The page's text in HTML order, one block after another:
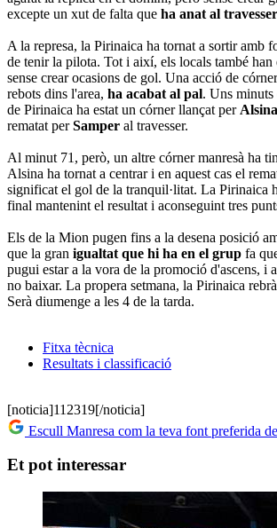
excepte un xut de falta que ha anat al travesser
A la represa, la Pirinaica ha tornat a sortir amb
de tenir la pilota. Tot i així, els locals també han
sense crear ocasions de gol. Una acció de
rebots dins l'area, ha acabat al pal. Uns minuts
de Pirinaica ha estat un córner llançat per Alsina
rematat perSamper al travesser.
Al minut 71, però, un altre córner manresà ha
Alsina ha tornat a centrar i en aquest cas el
significat el gol de la tranquil·litat. La Pirinaica
final mantenint el resultat i aconseguint tres
Els de la Mion pugen fins a la desena posició
que la gran igualtat que hi ha en el grup fa
pugui estar a la vora de la promoció d'ascens, i
no baixar. La propera setmana, la Pirinaica
Serà diumenge a les 4 de la tarda.
Fitxa tècnica
Resultats i classificació
[noticia]112319[/noticia]
Escull Manresa com la teva font preferida
Et pot interessar